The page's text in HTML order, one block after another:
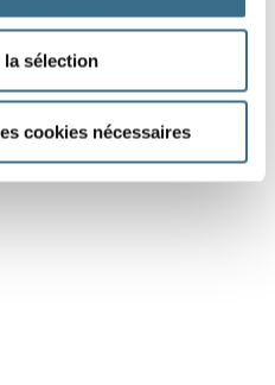
sélection
cookies nécessaires